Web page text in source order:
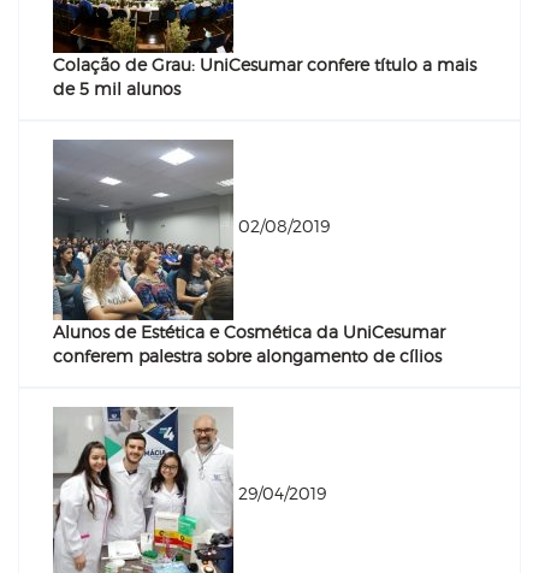
Colação de Grau: UniCesumar confere título a mais
de 5 mil alunos
02/08/2019
Alunos de Estética e Cosmética da UniCesumar
conferem palestra sobre alongamento de cílios
29/04/2019